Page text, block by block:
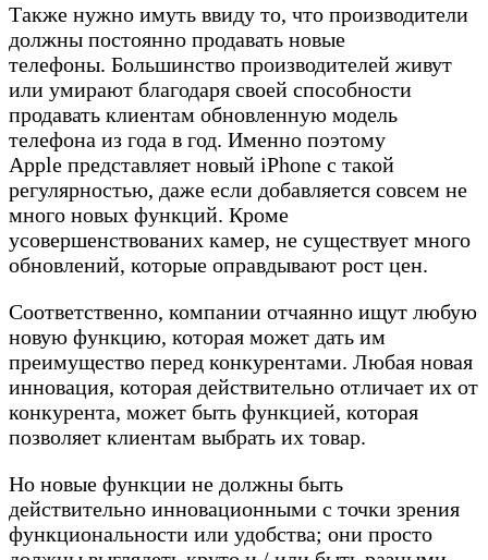
Также нужно имуть ввиду то, что производители
должны постоянно продавать новые
телефоны. Большинство производителей живут
или умирают благодаря своей способности
продавать клиентам обновленную модель
телефона из года в год. Именно поэтому
Apple представляет новый iPhone с такой
регулярностью, даже если добавляется совсем не
много новых функций. Кроме
усовершенствованих камер, не существует много
обновлений, которые оправдывают рост цен.
Соответственно, компании отчаянно ищут любую
новую функцию, которая может дать им
преимущество перед конкурентами. Любая новая
инновация, которая действительно отличает их от
конкурента, может быть функцией, которая
позволяет клиентам выбрать их товар.
Но новые функции не должны быть
действительно инновационными с точки зрения
функциональности или удобства; они просто